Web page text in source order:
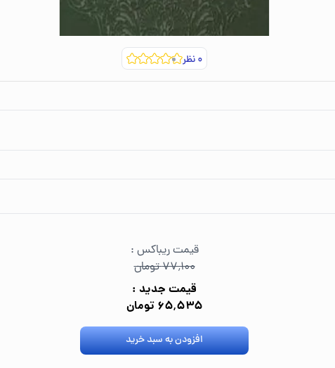
۰نظر
قیمت ریباکس :
۷۷٬۱۰۰ تومان
قیمت جدید :
۶۵٬۵۳۵ تومان
افزودن به سبد خرید